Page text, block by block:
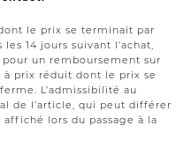
le prix se terminait par
14 jours suivant l'achat,
un remboursement sur
à prix réduit dont le prix se
L’admissibilité au
de l’article, qui peut différer
lors du passage à la